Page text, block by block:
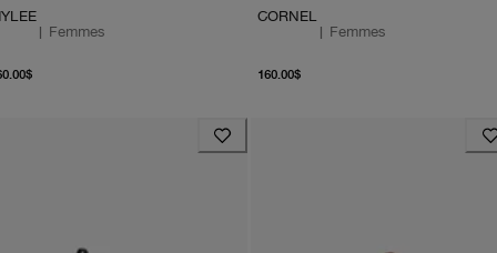
| Femmes
À partir du prix actuel 160.00$
CORNEL
| Femmes
160.00$